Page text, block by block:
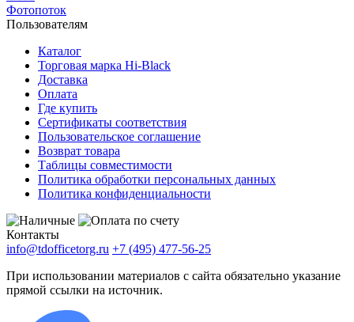
Фотопоток
Пользователям
Каталог
Торговая марка Hi-Black
Доставка
Оплата
Где купить
Сертификаты соответствия
Пользовательское соглашение
Возврат товара
Таблицы совместимости
Политика обработки персональных данных
Политика конфиденциальности
Контакты
info@tdofficetorg.ru +7 (495) 477-56-25
При использовании материалов с сайта обязательно указание
прямой ссылки на источник.